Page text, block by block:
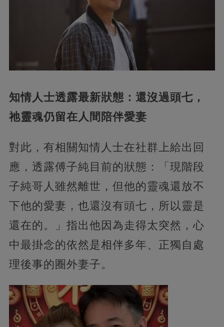
知情人士透露最新狀態：還沒過頭七，
祂靈魂仍留在人間陪伴愛妻
對此，有相關知情人士在社群上給出回
應，透露傅子純目前的狀態：「現階段
子純哥人雖然離世，但他的靈魂還放不
下他的愛妻，也還沒有頭七，所以靈是
還在的。」指出他因為走得太突然，心
中最掛念的依然是相伴多年、正獨自處
理後事的圈外妻子。